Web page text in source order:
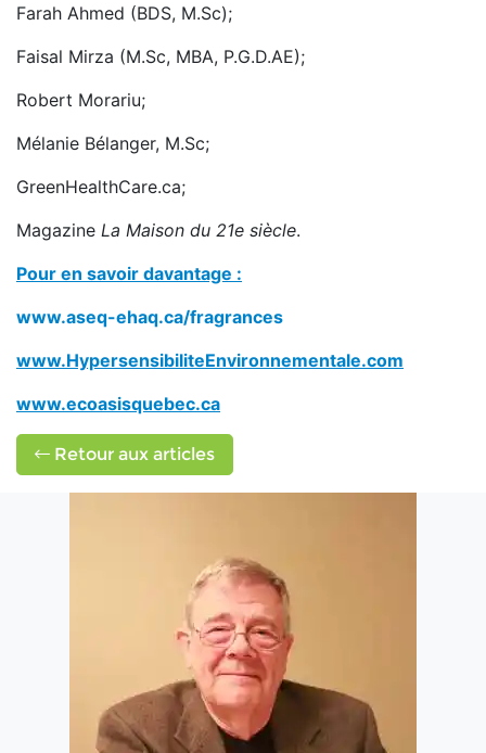
Farah Ahmed (BDS, M.Sc);
Faisal Mirza (M.Sc, MBA, P.G.D.AE);
Robert Morariu;
Mélanie Bélanger, M.Sc;
GreenHealthCare.ca;
Magazine La Maison du 21e siècle.
Pour en savoir davantage :
www.aseq-ehaq.ca/fragrances
www.HypersensibiliteEnvironnementale.com
www.ecoasisquebec.ca
Retour aux articles